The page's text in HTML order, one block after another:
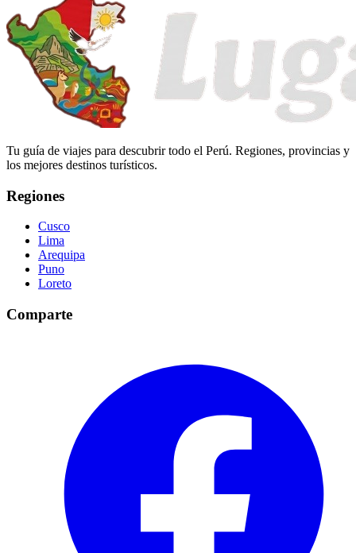
Tu guía de viajes para descubrir todo el Perú. Regiones, provincias y
los mejores destinos turísticos.
Regiones
Cusco
Lima
Arequipa
Puno
Loreto
Comparte